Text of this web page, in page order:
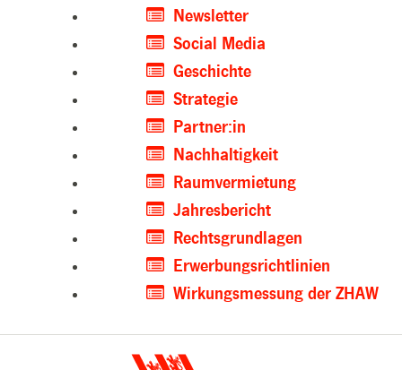
Newsletter
Social Media
Geschichte
Strategie
Partner:in
Nachhaltigkeit
Raumvermietung
Jahresbericht
Rechtsgrundlagen
Erwerbungsrichtlinien
Wirkungsmessung der ZHAW